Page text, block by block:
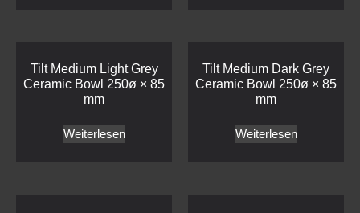
Tilt Medium Light Grey
Ceramic Bowl 250ø × 85
mm
Weiterlesen
Tilt Medium Dark Grey
Ceramic Bowl 250ø × 85
mm
Weiterlesen